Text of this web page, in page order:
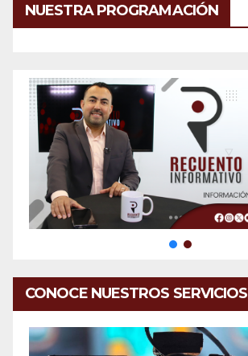
NUESTRA PROGRAMACIÓN
CONOCE NUESTROS SERVICIOS